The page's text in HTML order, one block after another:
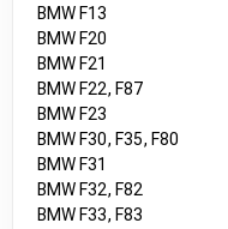
BMW F13
BMW F20
BMW F21
BMW F22, F87
BMW F23
BMW F30, F35, F80
BMW F31
BMW F32, F82
BMW F33, F83